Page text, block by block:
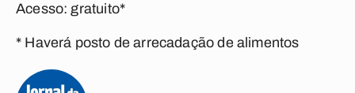
Acesso: gratuito*
* Haverá posto de arrecadação de alimentos